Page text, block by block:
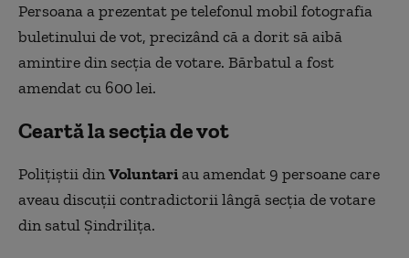
Persoana a prezentat pe telefonul mobil fotografia
buletinului de vot, precizând că a dorit să aibă
amintire din secția de votare. Bărbatul a fost
amendat cu 600 lei.
Ceartă la secția de vot
Polițiștii dinVoluntariau amendat 9 persoane care
aveau discuții contradictorii lângă secția de votare
din satul Șindrilița.